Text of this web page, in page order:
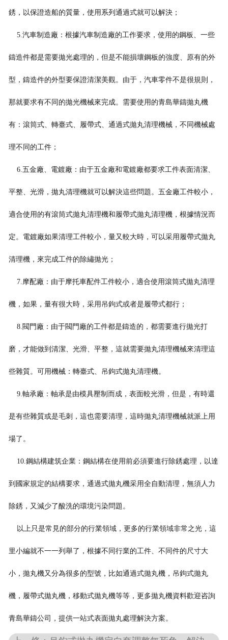
銹，以保證造船的質量，使用系列通過式就可以解決；
5.汽車制造廠：根據汽車制造廠的工作要求，使用的鋼板、一些
鑄造件都是需要拋光處理的，但是不能損壞鋼板的強度、原有的外
型，鑄造件的外型要保證清潔美觀。由于，汽車零件不是很規則，
那就要求有不同的拋光機械來完成。需要使用的青島華鑄拋丸機
有：滾筒式、轉臺式、履帶式、通過式拋丸清理機械，不同機械處
理不同的工件；
6.五金廠、電鍍廠：由于五金廠和電鍍廠都要求工件表面清潔、
平整、光滑，拋丸清理機就可以解決這些問題。五金廠工件較小，
適合使用的有滾筒式拋丸清理機和履帶式拋丸清理機，根據情況而
定。電鍍廠如果清理工件較小，量又較大時，可以采用履帶式拋丸
清理機，來完成工件的除繡拋光；
7.摩配廠：由于摩托車配件工件較小，適合使用滾筒式拋丸清理
機，如果，量有很大時，采用吊鉤式或者是履帶式都行；
8.閥門廠：由于閥門廠的工件都是鑄造的，都需要進行拋光打
磨，才能做到清潔、光滑、平整，這就需要拋丸清理機械來清理這
些雜質。可用機械：轉臺式、吊鉤式拋丸清理機。
9.軸承廠：軸承是由模具壓制而成，表面較光滑，但是，有時還
是有些雜質或是毛刺，這也需要清理，這時拋丸清理機械就派上用
場了。
10.鋼結構建筑企業：鋼結構在使用前必須要進行除銹處理，以達
到國家規定的結構要求，通過式拋丸機采用全自動清理，無須人力
除銹，又減少了酸洗的環境污染問題。
以上只是常見的部分的行業領域，更多的行業領域非常之光，這
里小編就不一一列舉了，根據不同行業的工件、不同件的尺寸大
小，拋丸機又分為很多的型號，比如通過式拋丸機，吊鉤式拋丸
機，履帶式拋丸機，移動式拋丸機等等，更多拋丸機資料歡迎咨詢
青島華鑄公司，提供一站式表面拋丸處理解決方案。